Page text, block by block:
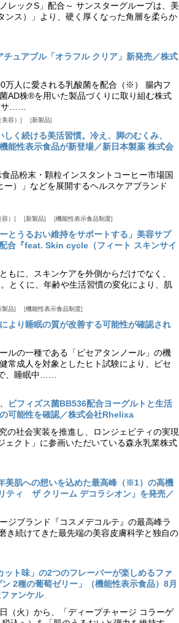
レックS」配合～ サンスターグループは、美
ンス）」より、硬く厚くなった角層を柔らか
ュアブル「オラフル クリア」新発売／株式
万人に愛される乳酸菌を配合（※） 腸内フ
AD株®を用いた製品づくりに取り組む株式
サ……
容） 新製品
く続ける美活習慣。冷え、脚のむくみ、
能性表示食品が新登場／新日本製薬 株式会
品粉末・顆粒インスタントコーヒー市場国
）」などを展開するヘルスケアブランド
） 新製品 機能性表示食品制度
とうるおい維持をサポートする」美容サプ
合『feat. Skin cycle（フィート スキンサイ
もに、スキンケアを外側からだけでなく、
とくに、年齢や生活習慣の変化により、肌
製品 機能性表示食品制度
より睡眠の質が改善する可能性が確認され
ルの一種である「ピセアタンノール」の機
常成人を対象としたヒト試験により、ピセ
、睡眠中……
ビフィズス菌BB536配合ヨーグルトと生活
可能性を確認／株式会社Rhelixa
の社会実装を推進し、ロンジェビティの実現
ェクト」に参画いただいている森永乳業株式
肌への想いを込めた最高峰（※1）の高機
ティ ザ クリーム デコラシオン」を発売／
ジブランド『コスメデコルテ』の最高峰ラ
き続けてきた最先端の美容皮膚科学と独自の
ト味」の2つのフレーバーが楽しめるファ
2種の葡萄ゼリー」（機能性表示食品）8月
ァンケル
（火）から、「ディープチャージ コラーゲ